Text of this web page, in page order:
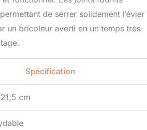
de serrer solidement l’évier
un bricoleur averti en un temps très
Spécification
cm